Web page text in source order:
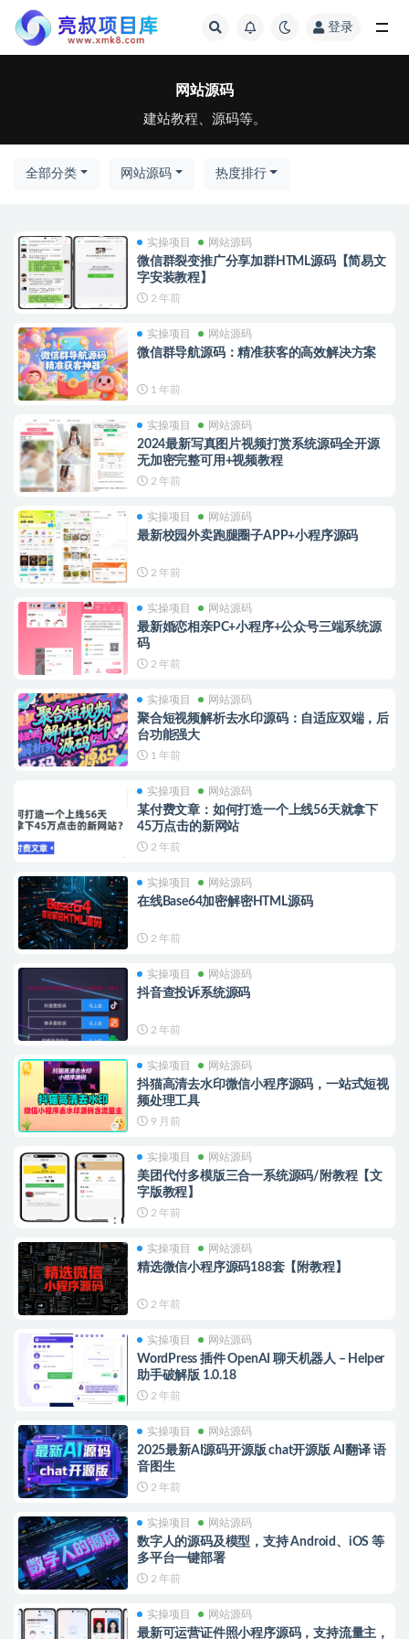
登录
网站源码
建站教程、源码等。
全部分类 网站源码 热度排行
实操项目 网站源码
微信群裂变推广分享加群HTML源码【简易文
字安装教程】
2 年前
实操项目 网站源码
微信群导航源码：精准获客的高效解决方案
1 年前
实操项目 网站源码
2024最新写真图片视频打赏系统源码全开源
无加密完整可用+视频教程
2 年前
实操项目 网站源码
最新校园外卖跑腿圈子APP+小程序源码
2 年前
实操项目 网站源码
最新婚恋相亲PC+小程序+公众号三端系统源
码
2 年前
实操项目 网站源码
聚合短视频解析去水印源码：自适应双端，后
台功能强大
1 年前
实操项目 网站源码
某付费文章：如何打造一个上线56天就拿下
45万点击的新网站
2 年前
实操项目 网站源码
在线Base64加密解密HTML源码
2 年前
实操项目 网站源码
抖音查投诉系统源码
2 年前
实操项目 网站源码
抖猫高清去水印微信小程序源码，一站式短视
频处理工具
9 月前
实操项目 网站源码
美团代付多模版三合一系统源码/附教程【文
字版教程】
2 年前
实操项目 网站源码
精选微信小程序源码188套【附教程】
2 年前
实操项目 网站源码
WordPress 插件 OpenAI 聊天机器人 – Helper
助手破解版 1.0.18
2 年前
实操项目 网站源码
2025最新AI源码开源版 chat开源版 AI翻译 语
音图生
2 年前
实操项目 网站源码
数字人的源码及模型，支持 Android、iOS 等
多平台一键部署
2 年前
实操项目 网站源码
最新可运营证件照小程序源码，支持流量主，